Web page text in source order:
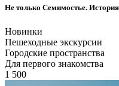
Не только Семимостье.
Новинки
Пешеходные экскурсии
Городские пространства
Для первого знакомства
1 500